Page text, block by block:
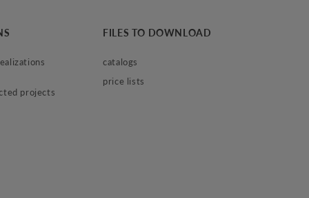
projects
FILES TO DOWNLOAD
catalogs
price lists